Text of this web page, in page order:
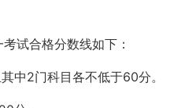
试合格分数线如下：
中2门科目各不低于60分。